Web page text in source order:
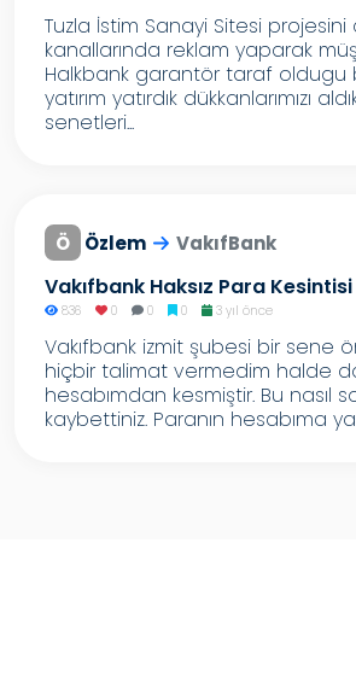
Tuzla İstim Sanayi Sitesi
kanallarında reklam yaparak
Halkbank garantör taraf oldugu
yatırım yatırdık dükkanlarımızı
senetleri...
Ö Özlem VakıfBank
Vakıfbank Haksız Para Kesintisi
836 0 0 0 3 yıl önce
Vakıfbank izmit şubesi bir sene
hiçbir talimat vermedim halde
hesabımdan kesmiştir. Bu nasıl
kaybettiniz. Paranın hesabıma